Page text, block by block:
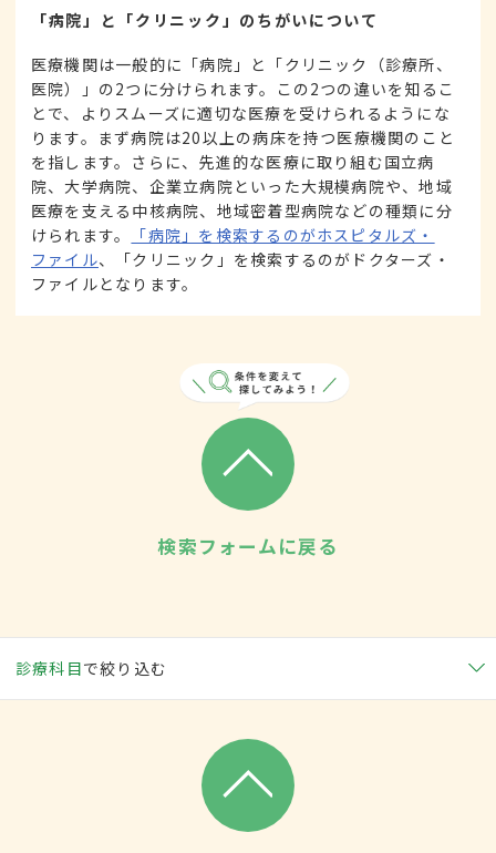
「病院」と「クリニック」のちがいについて
医療機関は一般的に「病院」と「クリニック（診療所、
医院）」の2つに分けられます。この2つの違いを知るこ
とで、よりスムーズに適切な医療を受けられるようにな
ります。まず病院は20以上の病床を持つ医療機関のこと
を指します。さらに、先進的な医療に取り組む国立病
院、大学病院、企業立病院といった大規模病院や、地域
医療を支える中核病院、地域密着型病院などの種類に分
けられます。
「病院」を検索するのがホスピタルズ・
ファイル、「クリニック」を検索するのがドクターズ・
ファイルとなります。
検索フォームに戻る
診療科目で絞り込む